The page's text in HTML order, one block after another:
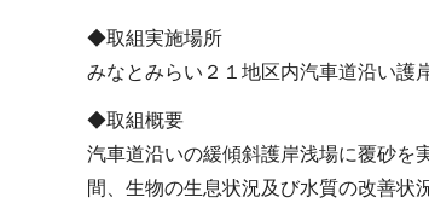
◆取組実施場所
みなとみらい２１地区内汽車道沿い護
◆取組概要
汽車道沿いの緩傾斜護岸浅場に覆砂を
間、生物の生息状況及び水質の改善状